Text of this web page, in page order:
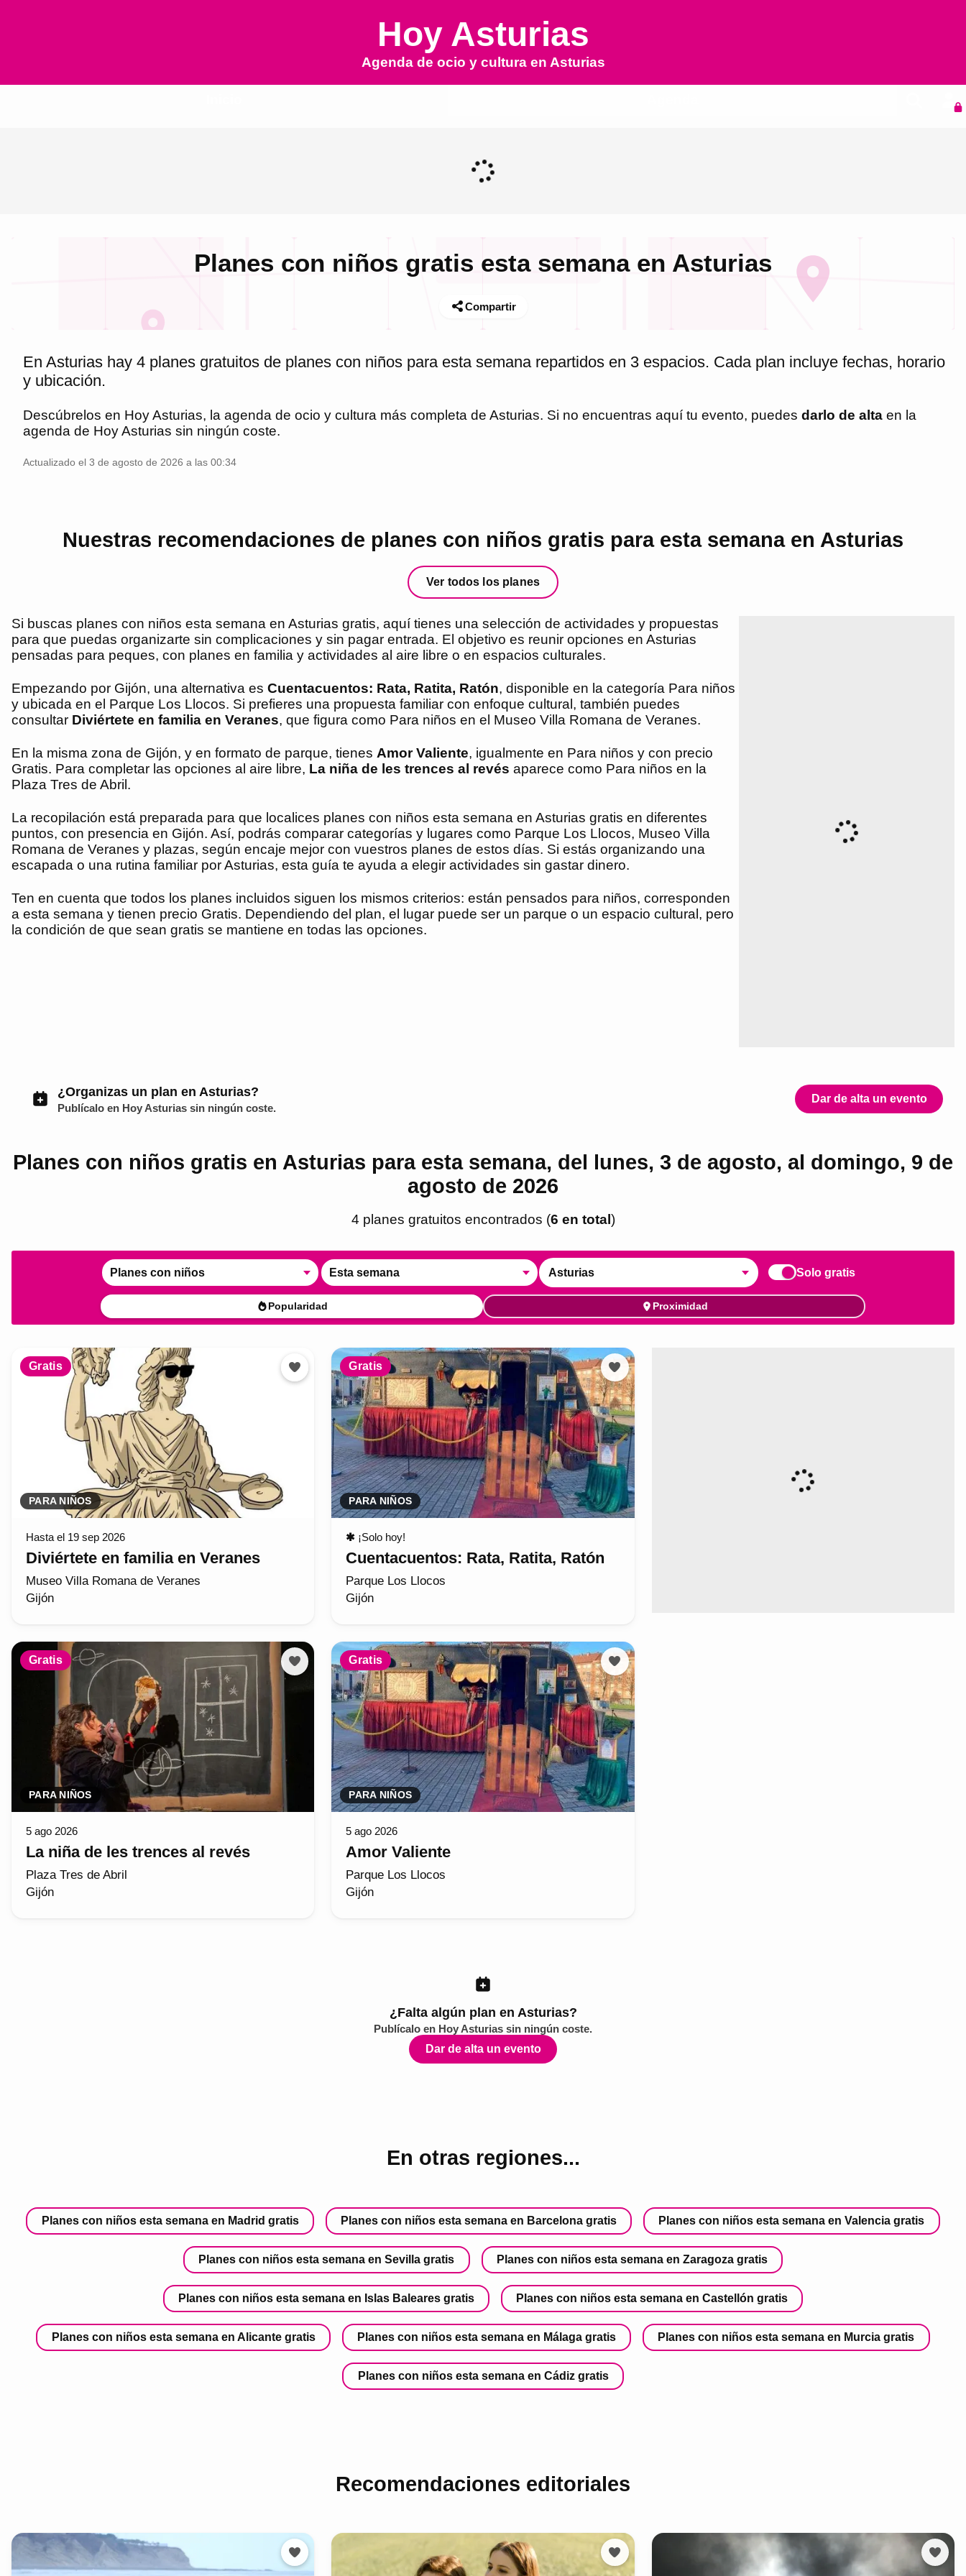
Hoy Asturias
Agenda de ocio y cultura en Asturias
Planes con niños gratis esta semana en Asturias
Compartir
En Asturias hay 4 planes gratuitos de planes con niños para esta semana repartidos en 3 espacios. Cada plan incluye fechas, horario
y ubicación.
Descúbrelos en Hoy Asturias, la agenda de ocio y cultura más completa de Asturias. Si no encuentras aquí tu evento, puedes darlo de alta en la
agenda de Hoy Asturias sin ningún coste.
Actualizado el 3 de agosto de 2026 a las 00:34
Nuestras recomendaciones de planes con niños gratis para esta semana en Asturias
Ver todos los planes
Si buscas planes con niños esta semana en Asturias gratis, aquí tienes una selección de actividades y propuestas
para que puedas organizarte sin complicaciones y sin pagar entrada. El objetivo es reunir opciones en Asturias
pensadas para peques, con planes en familia y actividades al aire libre o en espacios culturales.
Empezando por Gijón, una alternativa es Cuentacuentos: Rata, Ratita, Ratón, disponible en la categoría Para niños
y ubicada en el Parque Los Llocos. Si prefieres una propuesta familiar con enfoque cultural, también puedes
consultar Diviértete en familia en Veranes, que figura como Para niños en el Museo Villa Romana de Veranes.
En la misma zona de Gijón, y en formato de parque, tienes Amor Valiente, igualmente en Para niños y con precio
Gratis. Para completar las opciones al aire libre, La niña de les trences al revés aparece como Para niños en la
Plaza Tres de Abril.
La recopilación está preparada para que localices planes con niños esta semana en Asturias gratis en diferentes
puntos, con presencia en Gijón. Así, podrás comparar categorías y lugares como Parque Los Llocos, Museo Villa
Romana de Veranes y plazas, según encaje mejor con vuestros planes de estos días. Si estás organizando una
escapada o una rutina familiar por Asturias, esta guía te ayuda a elegir actividades sin gastar dinero.
Ten en cuenta que todos los planes incluidos siguen los mismos criterios: están pensados para niños, corresponden
a esta semana y tienen precio Gratis. Dependiendo del plan, el lugar puede ser un parque o un espacio cultural, pero
la condición de que sean gratis se mantiene en todas las opciones.
¿Organizas un plan en Asturias?
Publícalo en Hoy Asturias sin ningún coste.
Dar de alta un evento
Planes con niños gratis en Asturias para esta semana, del lunes, 3 de agosto, al domingo, 9 de
agosto de 2026
4 planes gratuitos encontrados (6 en total )
Planes con niños Esta semana Asturias Solo gratis
Popularidad Proximidad
Gratis
PARA NIÑOS
Hasta el 19 sep 2026
Diviértete en familia en Veranes
Museo Villa Romana de Veranes
Gijón
Gratis
PARA NIÑOS
✱ ¡Solo hoy!
Cuentacuentos: Rata, Ratita, Ratón
Parque Los Llocos
Gijón
Gratis
PARA NIÑOS
5 ago 2026
La niña de les trences al revés
Plaza Tres de Abril
Gijón
Gratis
PARA NIÑOS
5 ago 2026
Amor Valiente
Parque Los Llocos
Gijón
¿Falta algún plan en Asturias?
Publícalo en Hoy Asturias sin ningún coste.
Dar de alta un evento
En otras regiones...
Planes con niños esta semana en Madrid gratis Planes con niños esta semana en Barcelona gratis Planes con niños esta semana en Valencia gratis
Planes con niños esta semana en Sevilla gratis Planes con niños esta semana en Zaragoza gratis
Planes con niños esta semana en Islas Baleares gratis Planes con niños esta semana en Castellón gratis
Planes con niños esta semana en Alicante gratis Planes con niños esta semana en Málaga gratis Planes con niños esta semana en Murcia gratis
Planes con niños esta semana en Cádiz gratis
Recomendaciones editoriales